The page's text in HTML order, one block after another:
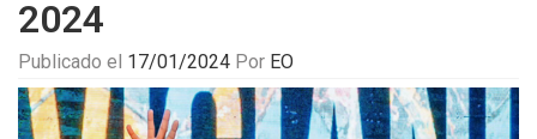
2024
Publicado el 17/01/2024 Por EO